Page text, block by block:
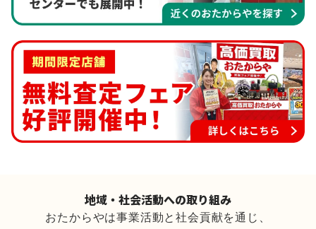
地域・社会活動への取り組み
おたからやは事業活動と社会貢献を通じ、